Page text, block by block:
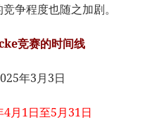
争程度也随之加剧。
竞赛的时间线
年3月3日
月1日至5月31日